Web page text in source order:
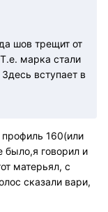
шов трещит от
марка стали
вступает в
160(или
было,я говорил и
матерьял, с
сказали вари,